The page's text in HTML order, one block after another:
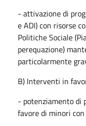
- attivazione di
e ADI) con risorse
Politiche Sociale
perequazione)
particolarmente
B) Interventi in
- potenziamento di
favore di minori